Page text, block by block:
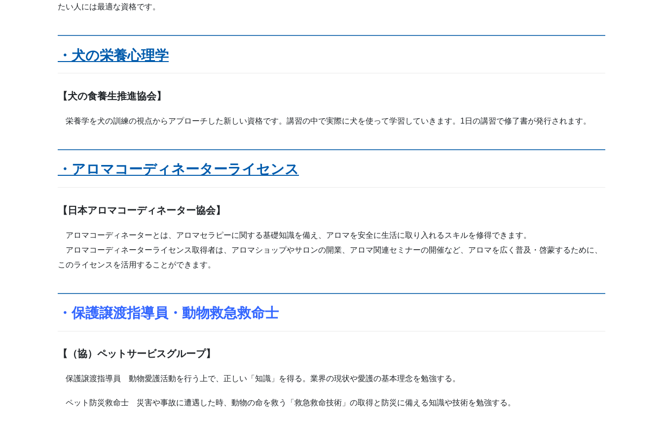
たい人には最適な資格です。
・犬の栄養心理学
【犬の食養生推進協会】
栄養学を犬の訓練の視点からアプローチした新しい資格です。講習の中で実際に犬を使って学習していきます。1日の講習で修了書が発行されます。
・アロマコーディネーターライセンス
【日本アロマコーディネーター協会】
アロマコーディネーターとは、アロマセラピーに関する基礎知識を備え、アロマを安全に生活に取り入れるスキルを修得できます。
アロマコーディネーターライセンス取得者は、アロマショップやサロンの開業、アロマ関連セミナーの開催など、アロマを広く普及・啓蒙するために、
このライセンスを活用することができます。
・保護譲渡指導員・動物救急救命士
【（協）ペットサービスグループ】
保護譲渡指導員 動物愛護活動を行う上で、正しい「知識」を得る。業界の現状や愛護の基本理念を勉強する。
ペット防災救命士 災害や事故に遭遇した時、動物の命を救う「救急救命技術」の取得と防災に備える知識や技術を勉強する。